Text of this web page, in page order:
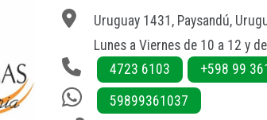
Uruguay 1431, Paysandú,
Lunes a Viernes de 10 a 12 y
4723 6103
+598 99
59899361037